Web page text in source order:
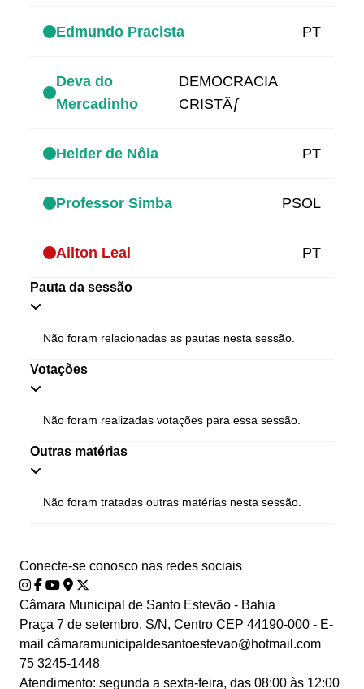
Edmundo Pracista PT
Deva do
Mercadinho
DEMOCRACIA
CRISTÃƒ
Helder de Nôia PT
Professor Simba PSOL
Ailton Leal PT
Pauta da sessão
Não foram relacionadas as pautas nesta sessão.
Votações
Não foram realizadas votações para essa sessão.
Outras matérias
Não foram tratadas outras matérias nesta sessão.
Conecte-se conosco nas redes sociais
Câmara Municipal de Santo Estevão - Bahia
Praça 7 de setembro, S/N, Centro CEP 44190-000 - E-
mail câmaramunicipaldesantoestevao@hotmail.com
75 3245-1448
Atendimento: segunda a sexta-feira, das 08:00 às 12:00